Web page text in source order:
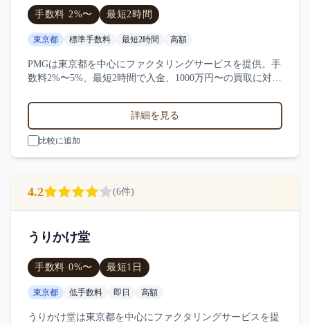
手数料 2%〜 最短2時間
東京都 標準手数料 最短2時間 高額
PMGは東京都を中心にファクタリングサービスを提供。手
数料2%〜5%、最短2時間で入金、1000万円〜の買取に対
コミ・評判からPMGの特徴を比較できます。
詳細を見る
比較に追加
4.2 (6件)
うりかけ堂
手数料 0%〜 最短1日
東京都 低手数料 即日 高額
うりかけ堂は東京都を中心にファクタリングサービスを提